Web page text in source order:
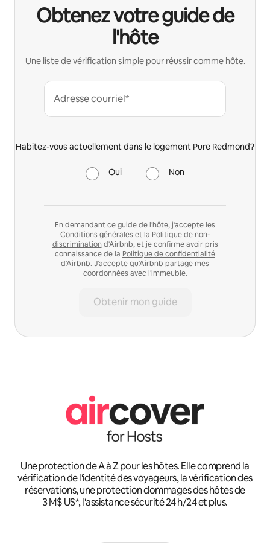
Obtenez votre guide de
l'hôte
Une liste de vérification simple pour réussir comme hôte.
Adresse courriel*
Habitez-vous actuellement dans le logement Pure Redmond?
Oui Non
En demandant ce guide de l'hôte, j'accepte les
Conditions générales et la Politique de non-
discrimination d'Airbnb, et je confirme avoir pris
connaissance de la Politique de confidentialité
d'Airbnb. J'accepte qu'Airbnb partage mes
coordonnées avec l'immeuble.
Obtenir mon guide
Une protection de A à Z pour les hôtes. Elle comprend la
vérification de l'identité des voyageurs, la vérification des
réservations, une protection dommages des hôtes de
3 M$ US*, l'assistance sécurité 24 h/24 et plus.